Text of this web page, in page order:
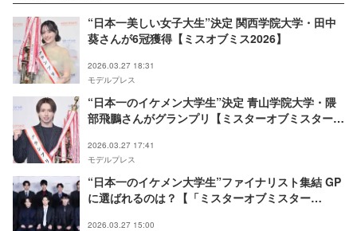
“日本一美しい女子大生”決定 関西学院大学・田中
葵さんが6冠獲得【ミスオブミス2026】
2026.03.27 18:31
モデルプレス
“日本一のイケメン大学生”決定 青山学院大学・隈
部飛鵬さんがグランプリ【ミスターオブミスター
2026.03.27 17:41
モデルプレス
“日本一のイケメン大学生”ファイナリスト集結 GP
に選ばれるのは？【「ミスターオブミスター
2026.03.27 15:00